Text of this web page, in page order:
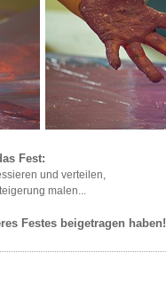
Fest:
und verteilen,
malen...
Festes beigetragen haben!